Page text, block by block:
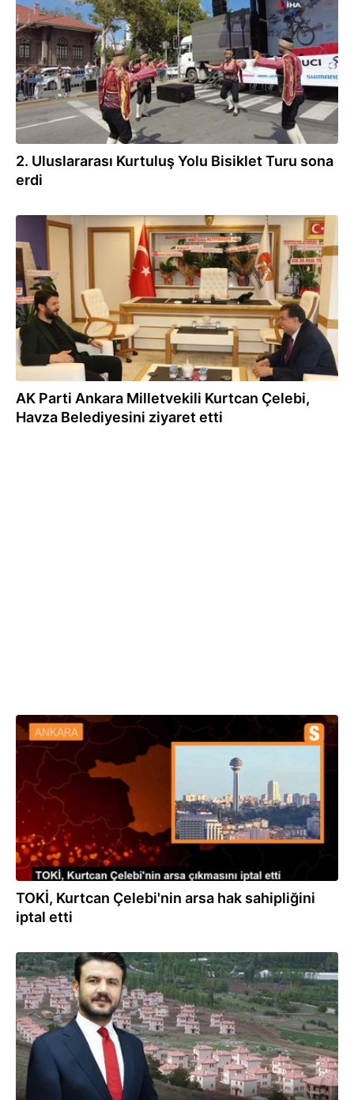
2. Uluslararası Kurtuluş Yolu Bisiklet Turu sona
erdi
12.04.2024
AK Parti Ankara Milletvekili Kurtcan Çelebi,
Havza Belediyesini ziyaret etti
25.02.2024
TOKİ, Kurtcan Çelebi'nin arsa hak sahipliğini
iptal etti
25.02.2024